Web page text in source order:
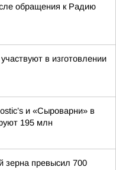
обращения к Радию
в изготовлении
и «Сыроварни» в
195 млн
зерна превысил 700